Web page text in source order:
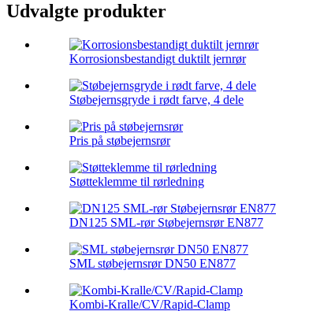
Udvalgte produkter
Korrosionsbestandigt duktilt jernrør
Støbejernsgryde i rødt farve, 4 dele
Pris på støbejernsrør
Støtteklemme til rørledning
DN125 SML-rør Støbejernsrør EN877
SML støbejernsrør DN50 EN877
Kombi-Kralle/CV/Rapid-Clamp